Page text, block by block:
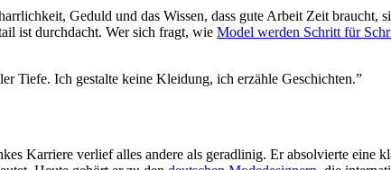
Geduld und das Wissen, dass gute Arbeit Zeit braucht,
ist durchdacht. Wer sich fragt, wie Model werden Schritt für
Tiefe. Ich gestalte keine Kleidung, ich erzähle Geschichten.”
Karriere verlief alles andere als geradlinig. Er absolvierte eine